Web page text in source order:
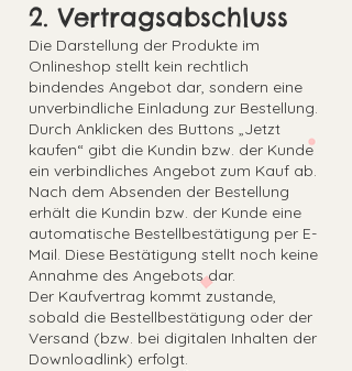
2. Vertragsabschluss
Die Darstellung der Produkte im
Onlineshop stellt kein rechtlich
bindendes Angebot dar, sondern eine
unverbindliche Einladung zur Bestellung.
Durch Anklicken des Buttons „Jetzt
kaufen“ gibt die Kundin bzw. der Kunde
ein verbindliches Angebot zum Kauf ab.
Nach dem Absenden der Bestellung
erhält die Kundin bzw. der Kunde eine
automatische Bestellbestätigung per E-
Mail. Diese Bestätigung stellt noch keine
Annahme des Angebots dar.
Der Kaufvertrag kommt zustande,
sobald die Bestellbestätigung oder der
Versand (bzw. bei digitalen Inhalten der
Downloadlink) erfolgt.